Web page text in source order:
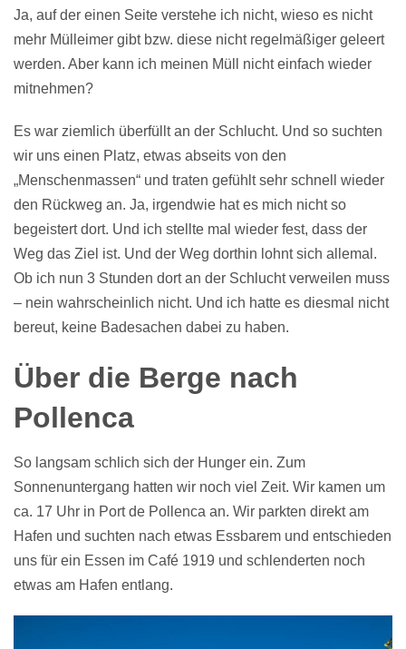
Ja, auf der einen Seite verstehe ich nicht, wieso es nicht
mehr Mülleimer gibt bzw. diese nicht regelmäßiger geleert
werden. Aber kann ich meinen Müll nicht einfach wieder
mitnehmen?
Es war ziemlich überfüllt an der Schlucht. Und so suchten
wir uns einen Platz, etwas abseits von den
„Menschenmassen“ und traten gefühlt sehr schnell wieder
den Rückweg an. Ja, irgendwie hat es mich nicht so
begeistert dort. Und ich stellte mal wieder fest, dass der
Weg das Ziel ist. Und der Weg dorthin lohnt sich allemal.
Ob ich nun 3 Stunden dort an der Schlucht verweilen muss
– nein wahrscheinlich nicht. Und ich hatte es diesmal nicht
bereut, keine Badesachen dabei zu haben.
Über die Berge nach
Pollenca
So langsam schlich sich der Hunger ein. Zum
Sonnenuntergang hatten wir noch viel Zeit. Wir kamen um
ca. 17 Uhr in Port de Pollenca an. Wir parkten direkt am
Hafen und suchten nach etwas Essbarem und entschieden
uns für ein Essen im Café 1919 und schlenderten noch
etwas am Hafen entlang.